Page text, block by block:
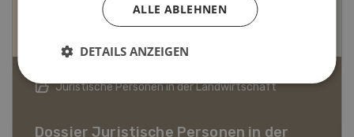
Bio-Artikel
ALLE ABLEHNEN
DETAILS ANZEIGEN